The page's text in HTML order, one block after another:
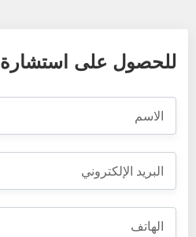
للحصول على استشارة